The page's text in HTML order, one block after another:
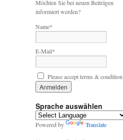
Möchten Sie bei neuen Beiträgen
informiert werden?
Name*
E-Mail*
Please accept terms & condition
Sprache auswählen
Powered by Translate